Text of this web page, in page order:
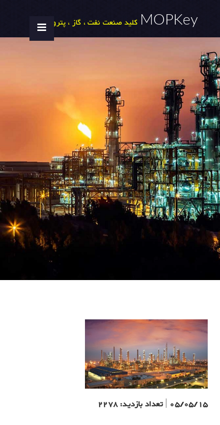
MOPKey کلید صنعت نفت ، گاز ، پتروشیمی
05/05/15
|تعداد بازدید:2278